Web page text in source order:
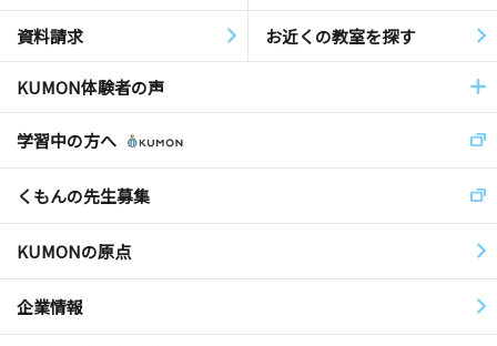
資料請求 お近くの教室を探す
KUMON体験者の声
学習中の方へ
くもんの先生募集
KUMONの原点
企業情報